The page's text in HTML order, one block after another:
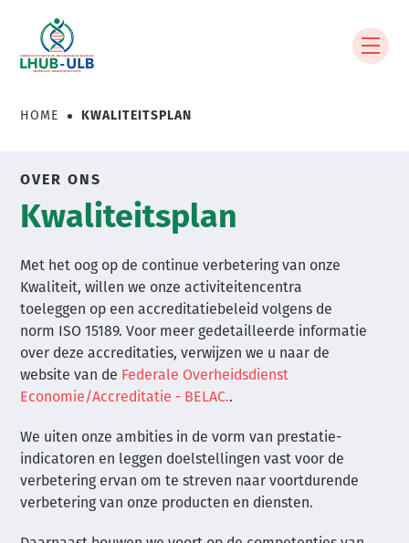
naar
gaanKruimelpad
HOME KWALITEITSPLAN
OVER ONS
Kwaliteitsplan
Met het oog op de continue verbetering van onze
Kwaliteit, willen we onze activiteitencentra
toeleggen op een accreditatiebeleid volgens de
norm ISO 15189. Voor meer gedetailleerde informatie
over deze accreditaties, verwijzen we u naar de
website van de Federale Overheidsdienst
Economie/Accreditatie - BELAC..
We uiten onze ambities in de vorm van prestatie-
indicatoren en leggen doelstellingen vast voor de
verbetering ervan om te streven naar voortdurende
verbetering van onze producten en diensten.